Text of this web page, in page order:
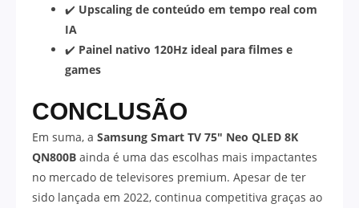
✔️ Upscaling de conteúdo em tempo real com
IA
✔️ Painel nativo 120Hz ideal para filmes e
games
CONCLUSÃO
Em suma, a Samsung Smart TV 75″ Neo QLED 8K
QN800B ainda é uma das escolhas mais impactantes
no mercado de televisores premium. Apesar de ter
sido lançada em 2022, continua competitiva graças ao